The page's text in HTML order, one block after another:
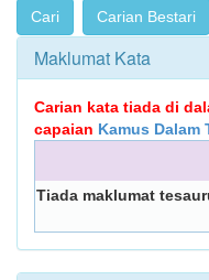
Maklumat Kata
Carian kata tiada di
capaian Kamus Dalam
Tiada maklumat